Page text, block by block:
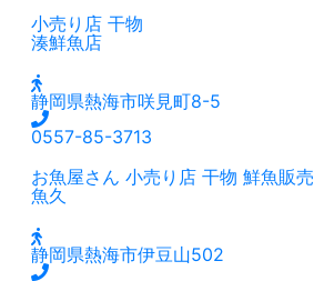
小売り店 干物
湊鮮魚店
静岡県熱海市咲見町8-5
0557-85-3713
お魚屋さん 小売り店 干物 鮮魚販売
魚久
静岡県熱海市伊豆山502